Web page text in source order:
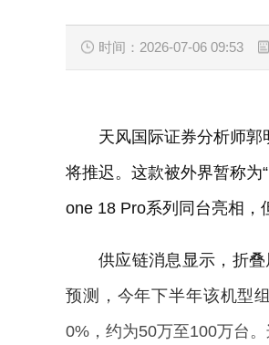
时间：2026-07-06 09:53
天风国际证券分析师
将推迟。这款被外界暂称
one 18 Pro系列同台亮相，
供应链消息显示，折
预测，今年下半年该机型
0%，约为50万至100万台